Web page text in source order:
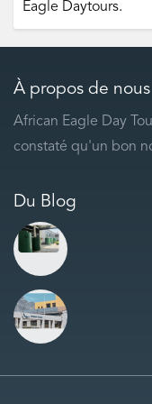
Eagle Daytours.
À propos de nous
African Eagle Day
constaté qu'un bon
Du Blog